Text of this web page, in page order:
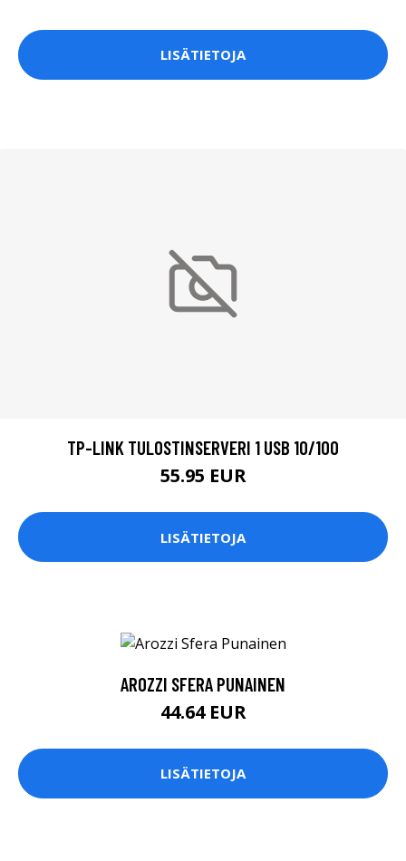
LISÄTIETOJA
TP-LINK TULOSTINSERVERI 1 USB 10/100
55.95 EUR
LISÄTIETOJA
AROZZI SFERA PUNAINEN
44.64 EUR
LISÄTIETOJA